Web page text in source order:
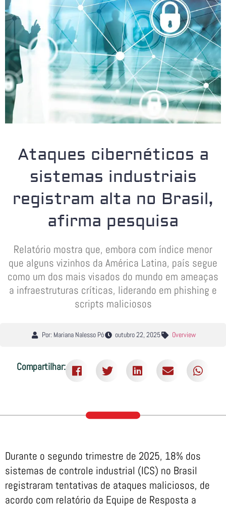
Ataques cibernéticos a
sistemas industriais
registram alta no Brasil,
afirma pesquisa
Relatório mostra que, embora com índice menor
que alguns vizinhos da América Latina, país segue
como um dos mais visados do mundo em ameaças
a infraestruturas críticas, liderando em phishing e
scripts maliciosos
Por: Mariana Nalesso Pó outubro 22, 2025 Overview
Compartilhar:
Durante o segundo trimestre de 2025, 18% dos
sistemas de controle industrial (ICS) no Brasil
registraram tentativas de ataques maliciosos, de
acordo com relatório da Equipe de Resposta a